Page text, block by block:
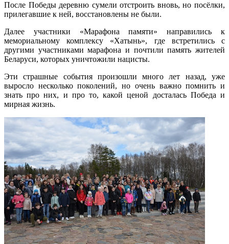
После Победы деревню сумели отстроить вновь, но посёлки,
прилегавшие к ней, восстановлены не были.
Далее участники «Марафона памяти» направились к
мемориальному комплексу «Хатынь», где встретились с
другими участниками марафона и почтили память жителей
Беларуси, которых уничтожили нацисты.
Эти страшные события произошли много лет назад, уже
выросло несколько поколений, но очень важно помнить и
знать про них, и про то, какой ценой досталась Победа и
мирная жизнь.